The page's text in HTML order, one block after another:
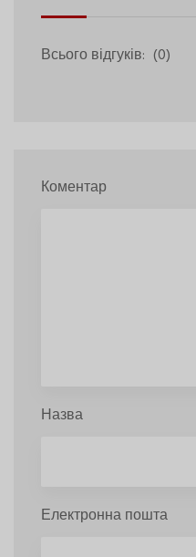
Всього відгуків: (0)
Коментар
Назва
Електронна пошта